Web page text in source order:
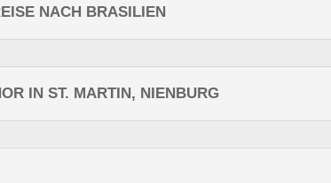
NACH BRASILIEN
IN ST. MARTIN, NIENBURG